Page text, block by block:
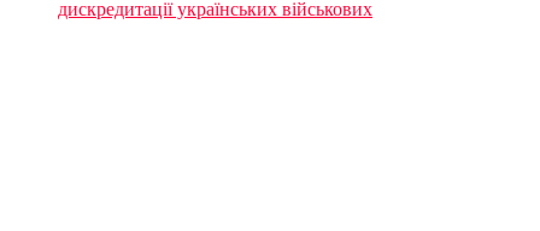
дискредитації українських військових